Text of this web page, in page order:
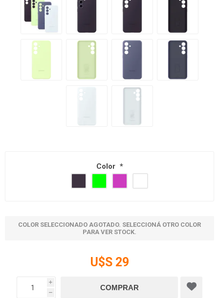
Color *
COLOR SELECCIONADO AGOTADO. SELECCIONÁ OTRO COLOR
PARA VER STOCK.
U$S 29
i
h